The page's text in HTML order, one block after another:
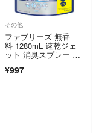
その他
ファブリーズ 無香
料 1280mL 速乾ジェ
ット 消臭スプレー 超
¥997